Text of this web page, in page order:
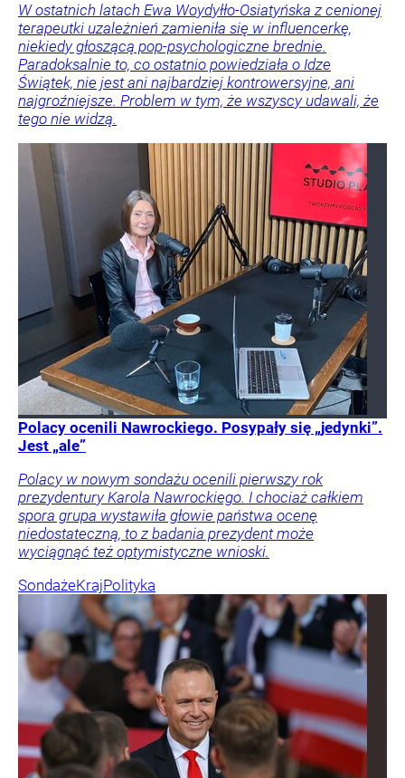
W ostatnich latach Ewa Woydyłło-Osiatyńska z cenionej
terapeutki uzależnień zamieniła się w influencerkę,
niekiedy głoszącą pop-psychologiczne brednie.
Paradoksalnie to, co ostatnio powiedziała o Idze
Świątek, nie jest ani najbardziej kontrowersyjne, ani
najgroźniejsze. Problem w tym, że wszyscy udawali, że
tego nie widzą.
Polacy ocenili Nawrockiego. Posypały się „jedynki”.
Jest „ale”
Polacy w nowym sondażu ocenili pierwszy rok
prezydentury Karola Nawrockiego. I chociaż całkiem
spora grupa wystawiła głowie państwa ocenę
niedostateczną, to z badania prezydent może
wyciągnąć też optymistyczne wnioski.
SondażeKrajPolityka